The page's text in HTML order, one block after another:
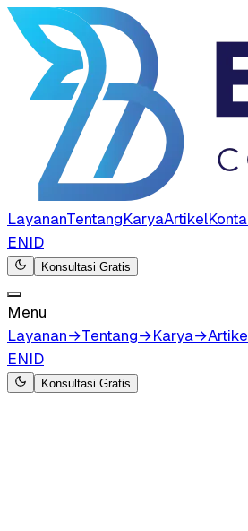
LayananTentangKaryaArtikel
ENID
Konsultasi Gratis
Menu
Layanan→Tentang→Karya→
ENID
Konsultasi Gratis